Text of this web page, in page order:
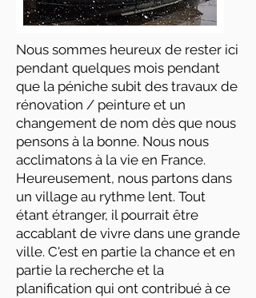
Nous sommes heureux de rester ici
pendant quelques mois pendant
que la péniche subit des travaux de
rénovation / peinture et un
changement de nom dès que nous
pensons à la bonne. Nous nous
acclimatons à la vie en France.
Heureusement, nous partons dans
un village au rythme lent. Tout
étant étranger, il pourrait être
accablant de vivre dans une grande
ville. C'est en partie la chance et en
partie la recherche et la
planification qui ont contribué à ce